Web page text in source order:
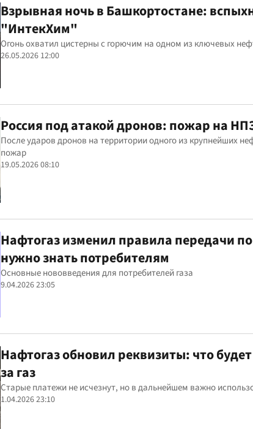
Взрывная ночь в Башкортостане:
"ИнтекХим"
Огонь охватил цистерны с горючим на одном из ключевых
26.05.2026 12:00
Россия под атакой дронов: пожар на
После ударов дронов на территории одного из крупнейших
пожар
19.05.2026 08:10
Нафтогаз изменил правила передачи
нужно знать потребителям
Основные нововведения для потребителей газа
9.04.2026 23:05
Нафтогаз обновил реквизиты: что
за газ
Старые платежи не исчезнут, но в дальнейшем важно
1.04.2026 23:10